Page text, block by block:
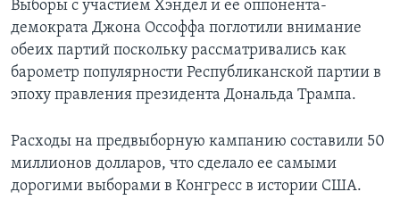
Выборы с участием Хэндел и ее оппонента-
демократа Джона Оссоффа поглотили внимание
обеих партий поскольку рассматривались как
барометр популярности Республиканской партии в
эпоху правления президента Дональда Трампа.
Расходы на предвыборную кампанию составили 50
миллионов долларов, что сделало ее самыми
дорогими выборами в Конгресс в истории США.